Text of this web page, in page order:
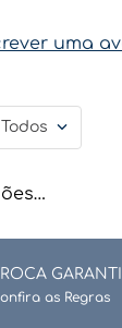
uma
Todos
as Regras